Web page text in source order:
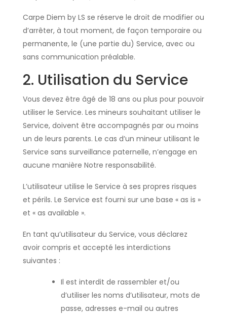
Carpe Diem by LS se réserve le droit de modifier ou
d’arrêter, à tout moment, de façon temporaire ou
permanente, le (une partie du) Service, avec ou
sans communication préalable.
2. Utilisation du Service
Vous devez être âgé de 18 ans ou plus pour pouvoir
utiliser le Service. Les mineurs souhaitant utiliser le
Service, doivent être accompagnés par ou moins
un de leurs parents. Le cas d’un mineur utilisant le
Service sans surveillance paternelle, n’engage en
aucune manière Notre responsabilité.
L’utilisateur utilise le Service à ses propres risques
et périls. Le Service est fourni sur une base « as is »
et « as available ».
En tant qu’utilisateur du Service, vous déclarez
avoir compris et accepté les interdictions
suivantes :
Il est interdit de rassembler et/ou
d’utiliser les noms d’utilisateur, mots de
passe, adresses e-mail ou autres